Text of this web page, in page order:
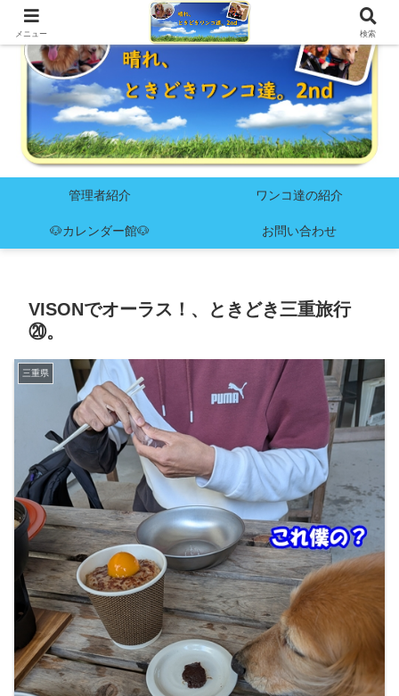
管理者紹介 ワンコ達の紹介
🐶カレンダー館🐶 お問い合わせ
VISONでオーラス！、ときどき三重旅行
⑳。
三重県
メニュー 検索